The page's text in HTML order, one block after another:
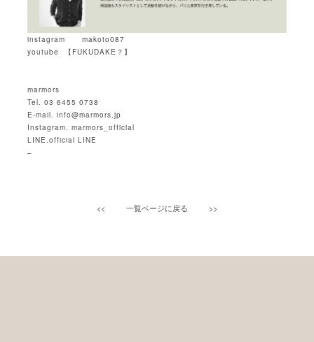
instagram makoto087
youtube
【 FUKUDAKE ？】
marmors
Tel. 03 6455 0738
E-mail. info@marmors.jp
Instagram. marmors_official
LINE.official LINE
–
<< 一覧ページに戻る >>